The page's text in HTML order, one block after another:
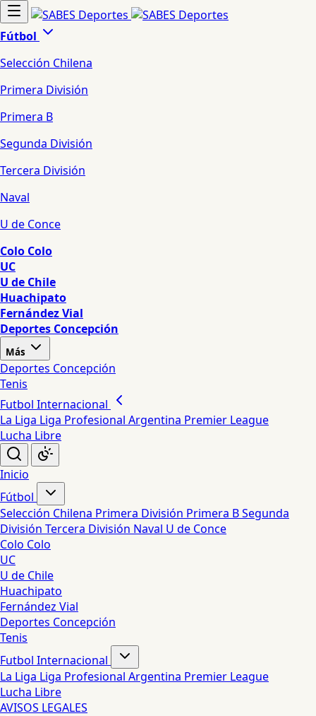
Fútbol
Selección Chilena
Primera División
Primera B
Segunda División
Tercera División
Naval
U de Conce
Colo Colo
UC
U de Chile
Huachipato
Fernández Vial
Deportes Concepción
Más
Deportes Concepción
Tenis
Futbol Internacional
La Liga Liga Profesional Argentina Premier League
Lucha Libre
Inicio
Fútbol
Selección Chilena Primera División Primera BSegunda
División Tercera División Naval U de Conce
Colo Colo
UC
U de Chile
Huachipato
Fernández Vial
Deportes Concepción
Tenis
Futbol Internacional
La Liga Liga Profesional Argentina Premier League
Lucha Libre
AVISOS LEGALES